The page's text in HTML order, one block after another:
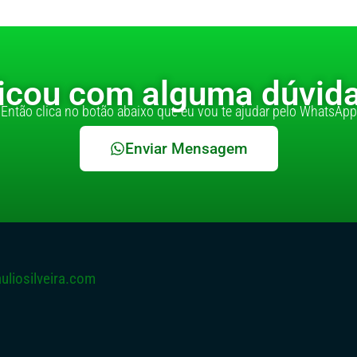
com alguma
Então clica no botão abaixo que eu vou te ajudar pelo WhatsApp
Enviar Mensagem